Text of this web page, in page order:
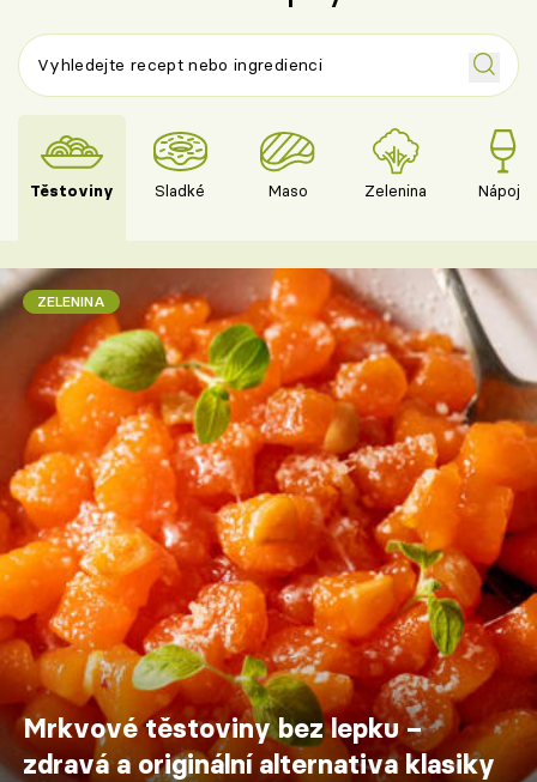
Těstoviny Sladké Maso Zelenina Nápoje
ZELENINA
Mrkvové těstoviny bez lepku –
zdravá a originální alternativa klasiky